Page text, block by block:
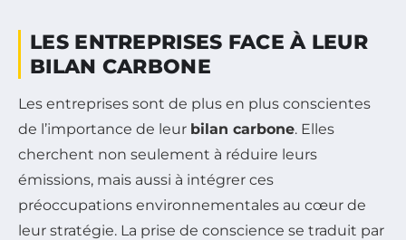
LES ENTREPRISES FACE À LEUR
BILAN CARBONE
Les entreprises sont de plus en plus conscientes
de l’importance de leur bilan carbone. Elles
cherchent non seulement à réduire leurs
émissions, mais aussi à intégrer ces
préoccupations environnementales au cœur de
leur stratégie. La prise de conscience se traduit par